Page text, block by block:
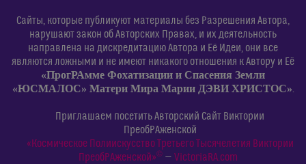
Сайты, которые публикуют материалы без Разрешения Автора,
нарушают закон об Авторских Правах, и их деятельность
направлена на дискредитацию Автора и Её Идеи, они все
являются ложными и не имеют никакого отношения к Автору и Её
«ПрогРАмме Фохатизации и Спасения Земли
«ЮСМАЛОС» Матери Мира Марии ДЭВИ ХРИСТОС».
Приглашаем посетить Авторский Сайт Виктории
ПреобРАженской
«Космическое Полиискусство Третьего Тысячелетия Виктории
ПреобРАженской»©— VictoriaRA.com